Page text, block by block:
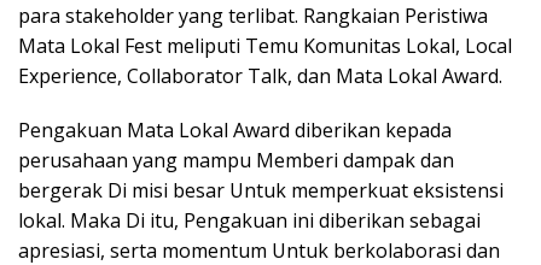
para stakeholder yang terlibat. Rangkaian Peristiwa
Mata Lokal Fest meliputi Temu Komunitas Lokal, Local
Experience, Collaborator Talk, dan Mata Lokal Award.
Pengakuan Mata Lokal Award diberikan kepada
perusahaan yang mampu Memberi dampak dan
bergerak Di misi besar Untuk memperkuat eksistensi
lokal. Maka Di itu, Pengakuan ini diberikan sebagai
apresiasi, serta momentum Untuk berkolaborasi dan